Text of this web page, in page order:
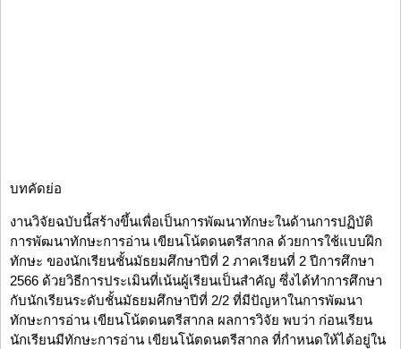
บทคัดย่อ
งานวิจัยฉบับนี้สร้างขึ้นเพื่อเป็นการพัฒนาทักษะในด้านการปฏิบัติ
การพัฒนาทักษะการอ่าน เขียนโน้ตดนตรีสากล ด้วยการใช้แบบฝึก
ทักษะ ของนักเรียนชั้นมัธยมศึกษาปีที่ 2 ภาคเรียนที่ 2 ปีการศึกษา
2566 ด้วยวิธีการประเมินที่เน้นผู้เรียนเป็นสำคัญ ซึ่งได้ทำการศึกษา
กับนักเรียนระดับชั้นมัธยมศึกษาปีที่ 2/2 ที่มีปัญหาในการพัฒนา
ทักษะการอ่าน เขียนโน้ตดนตรีสากล ผลการวิจัย พบว่า ก่อนเรียน
นักเรียนมีทักษะการอ่าน เขียนโน้ตดนตรีสากล ที่กำหนดให้ได้อยู่ใน